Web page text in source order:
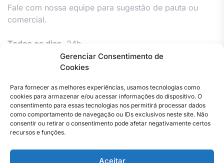
Gerenciar Consentimento de
Cookies
Para fornecer as melhores experiências, usamos tecnologias como
cookies para armazenar e/ou acessar informações do dispositivo. O
consentimento para essas tecnologias nos permitirá processar dados
como comportamento de navegação ou IDs exclusivos neste site. Não
consentir ou retirar o consentimento pode afetar negativamente certos
recursos e funções.
Aceitar
Fale com nossa equipe para sugestão de pauta ou
comercial.
Todos os dias, 24h.
Facebook
Instagram
TwitterYoutube
contato
Privacidade
–
cookiescookiescookies